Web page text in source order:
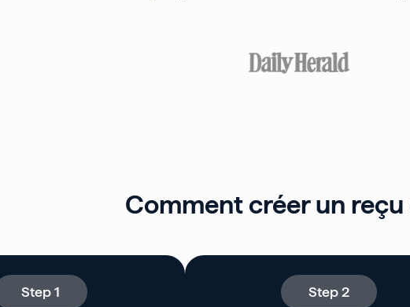
Comment créer un reçu
Step 1 Step 2